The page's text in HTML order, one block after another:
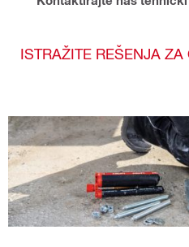
ISTRAŽITE REŠENJA ZA